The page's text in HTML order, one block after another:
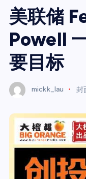
美联储
Powell
要目标
mickk_lau 封